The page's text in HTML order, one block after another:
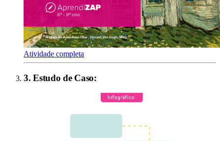
Atividade completa
3.Estudo de Caso: